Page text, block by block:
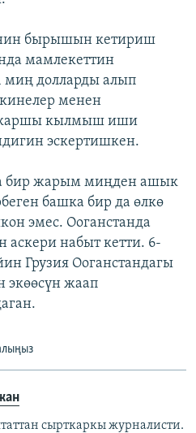
бырышын кетириш
мамлекеттин
миң долларды алып
менен
каршы кылмыш иши
эскертишкен.
бир жарым миңден ашык
башка бир да өлкө
эмес. Ооганстанда
аскери набыт кетти. 6-
Грузия Ооганстандагы
экөөсүн жаап
сырткаркы журналисти.